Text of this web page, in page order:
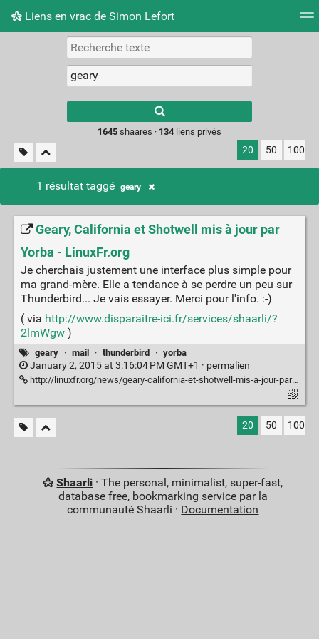
Liens en vrac de Simon Lefort
Nuage de tags Mur d'images
results.
1645shaares · 134liens privés
20 50 100
1 résultat taggé geary
Geary, California et Shotwell mis à jour par
Yorba - LinuxFr.org
Je cherchais justement une interface plus simple pour
ma grand-mère. Elle a tendance à se perdre un peu sur
Thunderbird... Je vais essayer. Merci pour l'info. :-)
( via http://www.disparaitre-ici.fr/services/shaarli/?
2lmWgw)
geary · mail · thunderbird · yorba
January 2, 2015 at 3:16:04 PM GMT+1 · permalien
http://linuxfr.org/news/geary-california-et-shotwell-mis-a-jour-par-yorba
20 50 100
Shaarli · The personal, minimalist, super-fast,
database free, bookmarking service par la
communauté Shaarli · Documentation